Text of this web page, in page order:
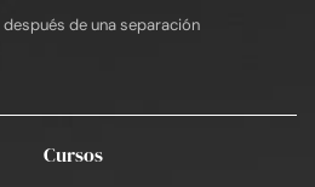
de una separación
Cursos